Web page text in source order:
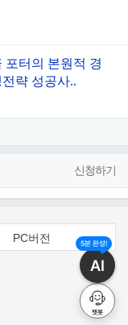
포터의 본원적 경
략 성공사..
신청하기
PC버전 5분 완성!
AI
챗봇